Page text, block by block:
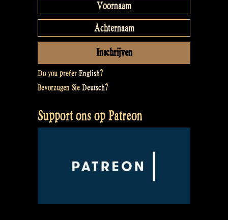
Do you prefer English?
Bevorzugen Sie Deutsch?
Support ons op Patreon